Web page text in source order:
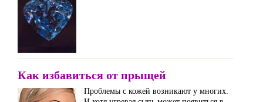
Как избавиться от прыщей
Проблемы с кожей возникают у многих.